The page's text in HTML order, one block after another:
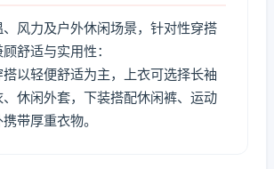
风力及户外休闲场景，针对性穿搭
舒适与实用性：
以轻便舒适为主，上衣可选择长袖
休闲外套，下装搭配休闲裤、运动
带厚重衣物。